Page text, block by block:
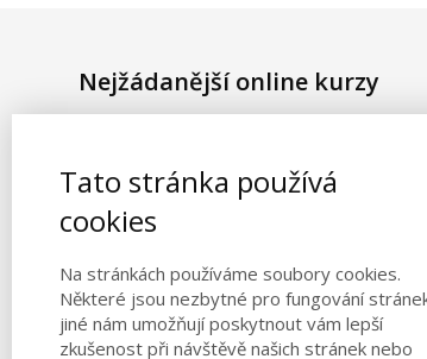
Nejžádanější online kurzy
rodičovstvím
NEJ online kurz
TOP balíček: To nejlepší
pro miminko
Tato stránka používá
cookies
Na stránkách používáme soubory cookies.
Některé jsou nezbytné pro fungování
jiné nám umožňují poskytnout vám lepší
zkušenost při návštěvě našich stránek nebo